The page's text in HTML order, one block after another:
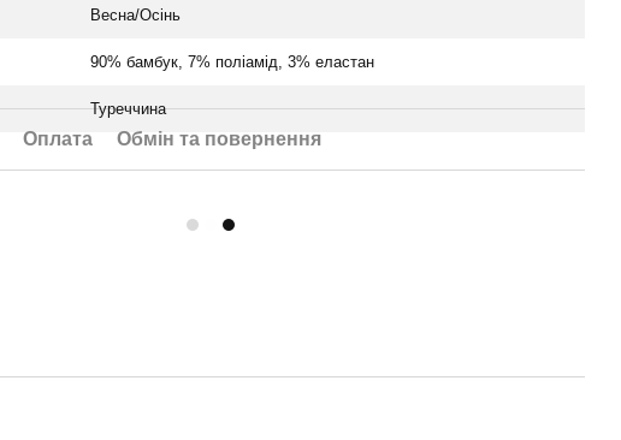
Весна/Осінь
90% бамбук, 7% поліамід, 3% еластан
Туреччина
Оплата Обмін та повернення